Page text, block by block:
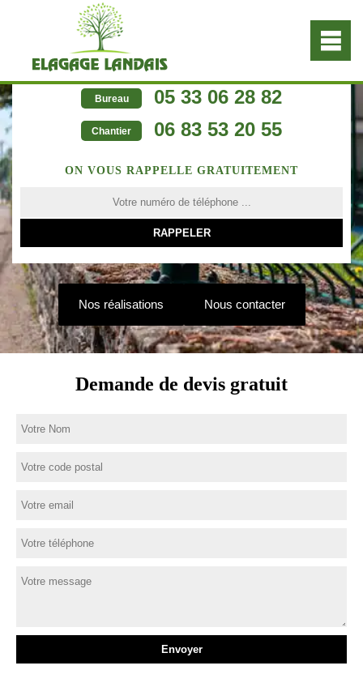
Bureau 05 33 06 28 82
Chantier 06 83 53 20 55
ON VOUS RAPPELLE GRATUITEMENT
Nos réalisations Nous contacter
Demande de devis gratuit